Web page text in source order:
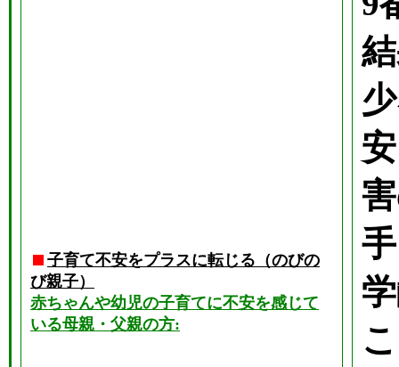
子育て不安をプラスに転じる（のびの
び親子）
赤ちゃんや幼児の子育てに不安を感じて
いる母親・父親の方: